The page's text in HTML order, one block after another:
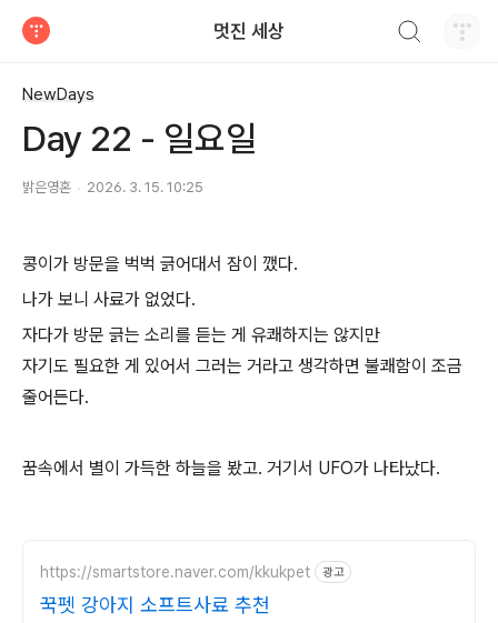
멋진 세상
NewDays
Day 22 - 일요일
밝은영혼 2026. 3. 15. 10:25
콩이가 방문을 벅벅 긁어대서 잠이 깼다.
나가 보니 사료가 없었다.
자다가 방문 긁는 소리를 듣는 게 유쾌하지는 않지만
자기도 필요한 게 있어서 그러는 거라고 생각하면 불쾌함이 조금
줄어든다.
꿈속에서 별이 가득한 하늘을 봤고. 거기서 UFO가 나타났다.
https://smartstore.naver.com/kkukpet 광고
꾹펫 강아지 소프트사료 추천